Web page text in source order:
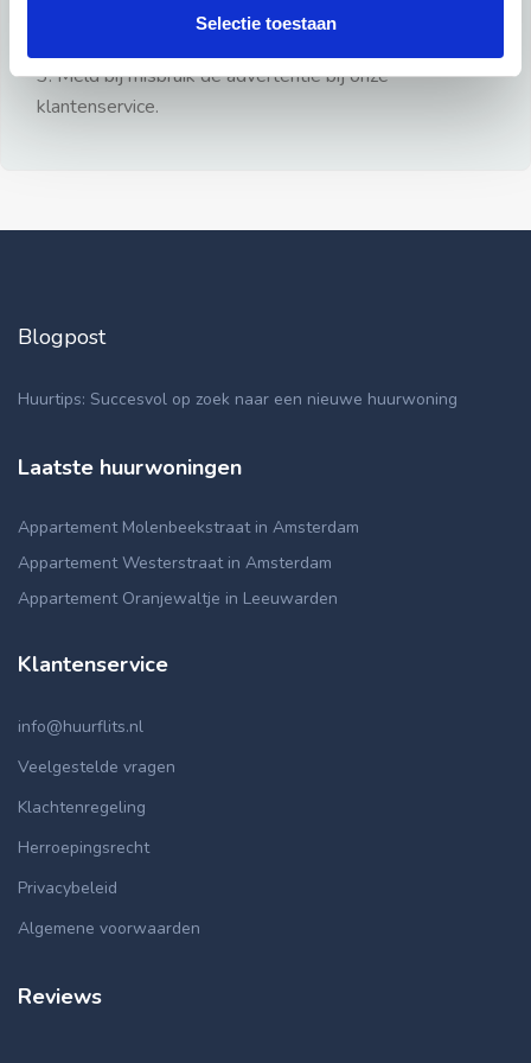
Selectie toestaan
3: Meld bij misbruik de advertentie bij onze
klantenservice.
Blogpost
Huurtips: Succesvol op zoek naar een nieuwe huurwoning
Laatste huurwoningen
Appartement Molenbeekstraat in Amsterdam
Appartement Westerstraat in Amsterdam
Appartement Oranjewaltje in Leeuwarden
Klantenservice
info@huurflits.nl
Veelgestelde vragen
Klachtenregeling
Herroepingsrecht
Privacybeleid
Algemene voorwaarden
Reviews